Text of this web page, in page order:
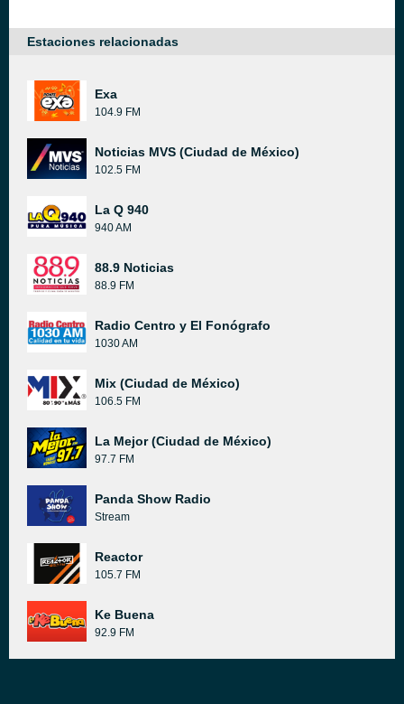
Estaciones relacionadas
Exa
104.9 FM
Noticias MVS (Ciudad de México)
102.5 FM
La Q 940
940 AM
88.9 Noticias
88.9 FM
Radio Centro y El Fonógrafo
1030 AM
Mix (Ciudad de México)
106.5 FM
La Mejor (Ciudad de México)
97.7 FM
Panda Show Radio
Stream
Reactor
105.7 FM
Ke Buena
92.9 FM